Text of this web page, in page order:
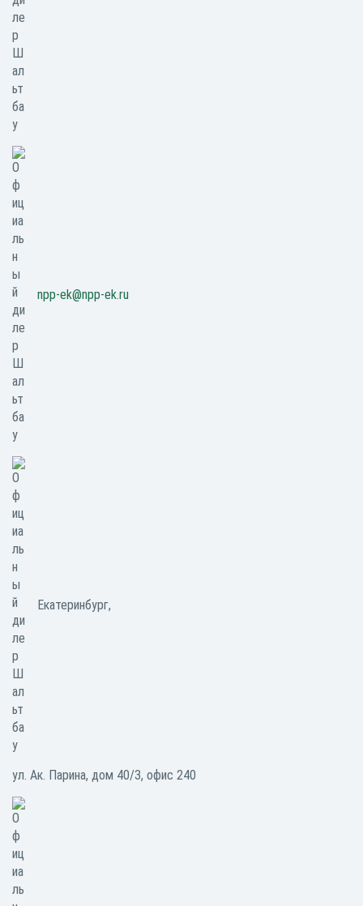
npp-ek@npp-ek.ru
Екатеринбург,
ул. Ак. Парина, дом 40/3, офис 240